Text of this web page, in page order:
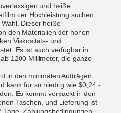
und heiße
der Hochleistung suchen,
Dieser heiße
den Materialien der hohen
Viskositäts- und
Es ist auch verfügbar in
1200 Millimeter, die ganze
in den minimalen Aufträgen
kann für so niedrig wie $0,24 -
Es kommt verpackt in den
Taschen, und Lieferung ist
Tage. Zahlungsbedingungen